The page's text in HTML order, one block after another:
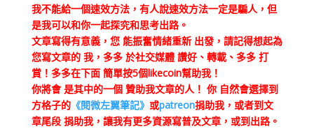
我不能給一個速效方法，有人說速效方法一定是騙人，但
是我可以和你一起探究和思考出路。
文章寫得有意義，您 能振奮情緒重新 出發，請記得想起為
您寫文章的 我，多多 於社交媒體 讚好、轉載、多多 打
賞！多多在下面 簡單按5個likecoin幫助我！
你將會 是其中的一個 贊助我文章的人！ 你 自然會選擇到
方格子的《閱微左翼筆記》 或patreon捐助我，或者到文
章尾段 捐助我，讓我有更多資源寫普及文章，或到出路。